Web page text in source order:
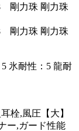
珠 剛力珠
力珠 剛力珠
氷耐性：5 龍耐
栓,風圧【大】
ー,ガード性能